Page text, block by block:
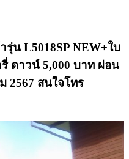
รุ่น L5018SP NEW+ใบ
ดาวน์ 5,000 บาท ผ่อน
2567 สนใจโทร